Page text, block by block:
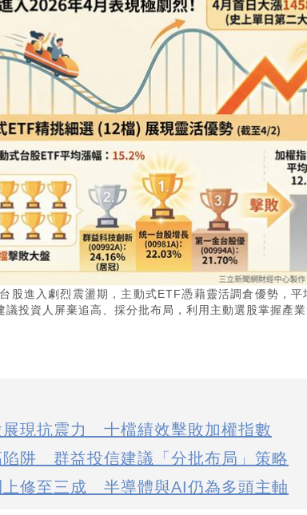
股進入劇烈震盪期，主動式ETF憑藉靈活調倉優勢，
議投資人屏棄追高、採分批布局，利用主動選股掌握產
展現抗震力 十檔績效擊敗加權指數
陷阱 群益投信建議「分批布局」策略
上修至三成 半導體與AI仍為多頭主軸